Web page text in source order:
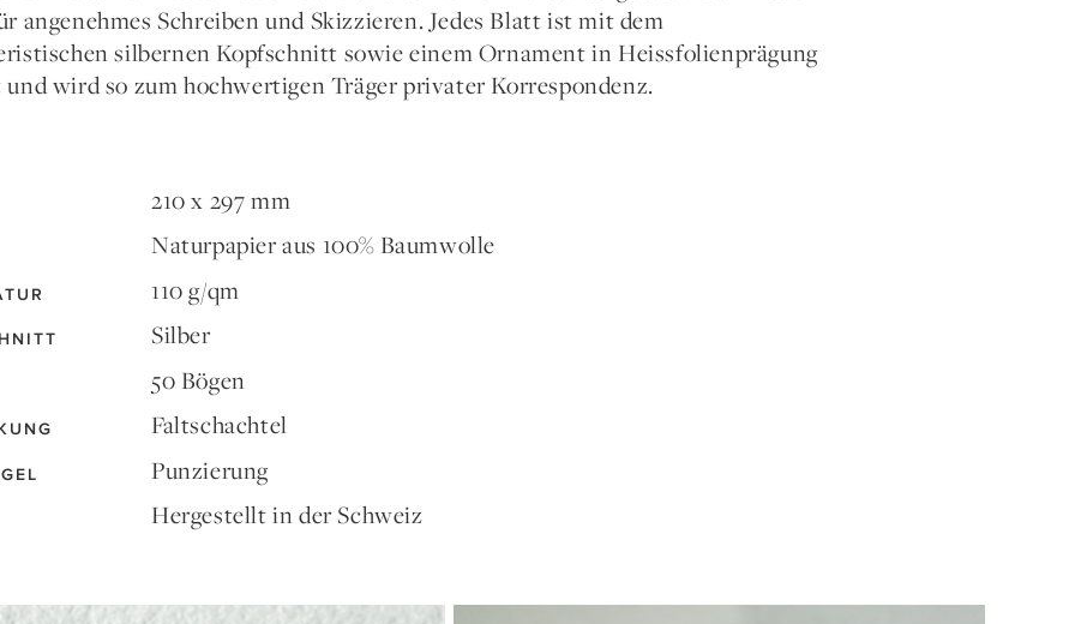
angenehmes Schreiben und Skizzieren. Jedes Blatt ist mit dem
silbernen Kopfschnitt sowie einem Ornament in Heissfolienprägung
wird so zum hochwertigen Träger privater Korrespondenz.
210 x 297 mm
Naturpapier aus 100% Baumwolle
110 g/qm
Silber
50 Bögen
Faltschachtel
Punzierung
Hergestellt in der Schweiz